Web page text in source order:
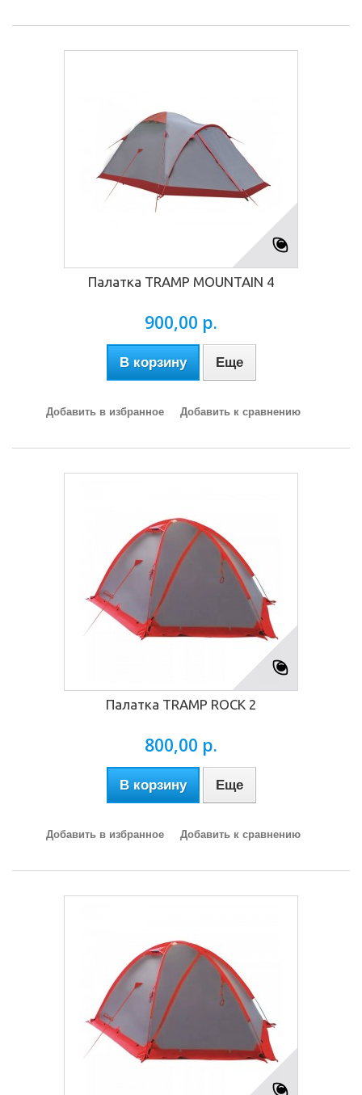
Палатка TRAMP MOUNTAIN 4
900,00 р.
В корзину Еще
Добавить в избранное Добавить к сравнению
Палатка TRAMP ROCK 2
800,00 р.
В корзину Еще
Добавить в избранное Добавить к сравнению